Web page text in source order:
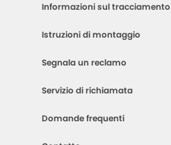
Informazioni sul tracciamento
Istruzioni di montaggio
Segnala un reclamo
Servizio di richiamata
Domande frequenti